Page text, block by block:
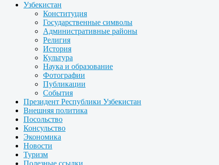
Узбекистан
Конституция
Государственные символы
Административные районы
Религия
История
Культура
Наука и образование
Фотографии
Публикации
События
Президент Республики Узбекистан
Внешняя политика
Посольство
Консульство
Экономика
Новости
Туризм
Полезные ссылки